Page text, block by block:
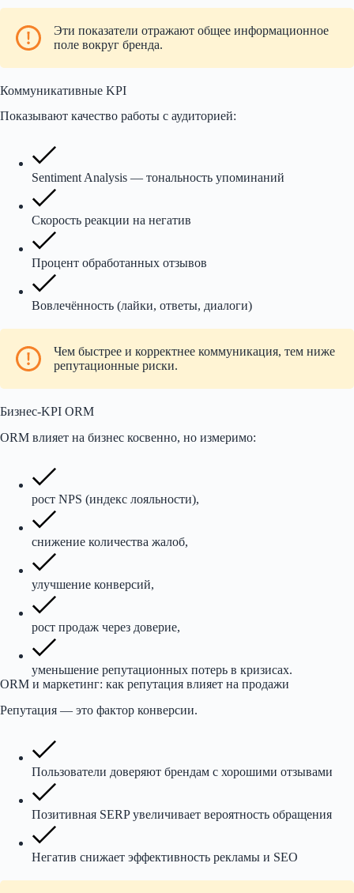
Эти показатели отражают общее информационное
поле вокруг бренда.
Коммуникативные KPI
Показывают качество работы с аудиторией:
Sentiment Analysis — тональность упоминаний
Скорость реакции на негатив
Процент обработанных отзывов
Вовлечённость (лайки, ответы, диалоги)
Чем быстрее и корректнее коммуникация, тем ниже
репутационные риски.
Бизнес-KPI ORM
ORM влияет на бизнес косвенно, но измеримо:
рост NPS (индекс лояльности),
снижение количества жалоб,
улучшение конверсий,
рост продаж через доверие,
уменьшение репутационных потерь в кризисах.
ORM и маркетинг: как репутация влияет на продажи
Репутация — это фактор конверсии.
Пользователи доверяют брендам с хорошими отзывами
Позитивная SERP увеличивает вероятность обращения
Негатив снижает эффективность рекламы и SEO